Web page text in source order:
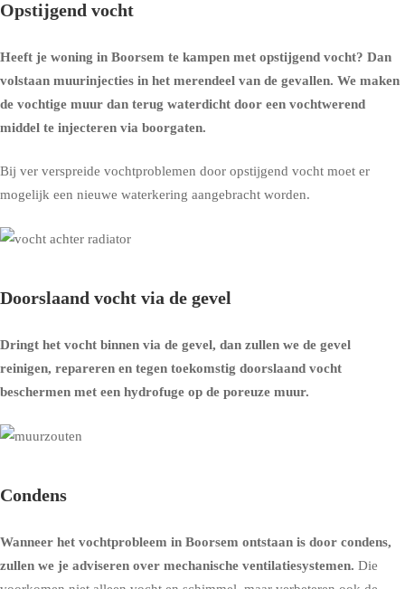
Opstijgend vocht
Heeft je woning in Boorsem te kampen met opstijgend vocht? Dan
volstaan muurinjecties in het merendeel van de gevallen. We maken
de vochtige muur dan terug waterdicht door een vochtwerend
middel te injecteren via boorgaten.
Bij ver verspreide vochtproblemen door opstijgend vocht moet er
mogelijk een nieuwe waterkering aangebracht worden.
Doorslaand vocht via de gevel
Dringt het vocht binnen via de gevel, dan zullen we de gevel
reinigen, repareren en tegen toekomstig doorslaand vocht
beschermen met een hydrofuge op de poreuze muur.
Condens
Wanneer het vochtprobleem in Boorsem ontstaan is door condens,
zullen we je adviseren over mechanische ventilatiesystemen. Die